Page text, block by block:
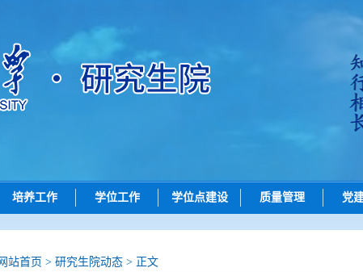
培养工作
培养动态
研究生创新实践系列大赛
学位工作
学位申请
论文评审
学位点建设
学位点动态
质量管理
质量评价
党
站首页 > 研究生院动态 > 正文